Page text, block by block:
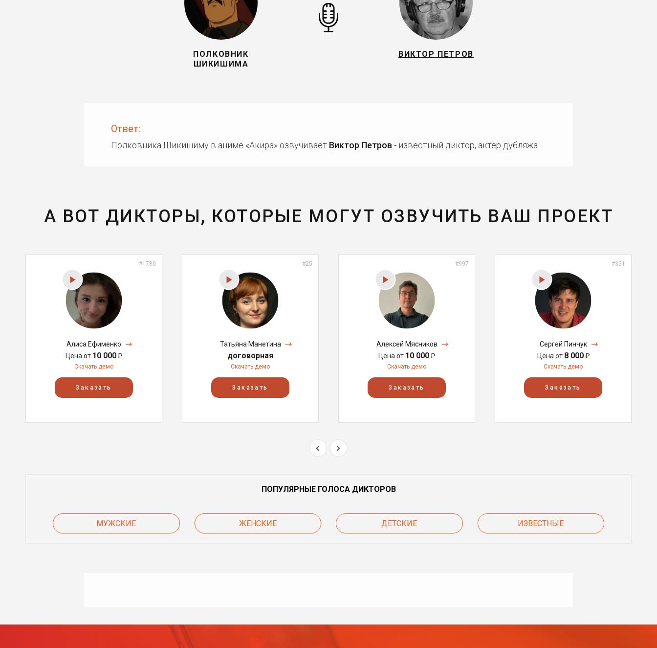
ПОЛКОВНИК
ШИКИШИМА
ВИКТОР ПЕТРОВ
Ответ:
Полковника Шикишиму в аниме «Акира» озвучивает Виктор Петров - известный диктор, актер дубляжа.
А ВОТ ДИКТОРЫ, КОТОРЫЕ МОГУТ ОЗВУЧИТЬ ВАШ ПРОЕКТ
#1780
Алиса Ефименко
Цена от 10 000₽
Скачать демо
Заказать
#25
Татьяна Манетина
договорная
Скачать демо
Заказать
#997
Алексей Мясников
Цена от 10 000₽
Скачать демо
Заказать
#351
Сергей Пинчук
Цена от 8 000₽
Скачать демо
Заказать
ПОПУЛЯРНЫЕ ГОЛОСА ДИКТОРОВ
МУЖСКИЕ ЖЕНСКИЕ ДЕТСКИЕ ИЗВЕСТНЫЕ